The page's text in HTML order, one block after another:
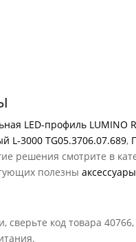
LED-профиль LUMINO
L-3000 TG05.3706.07.689,
решения смотрите в
полезны
код товара